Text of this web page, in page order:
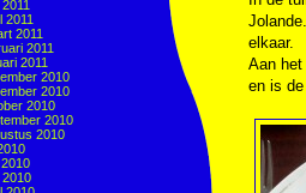
2011
2011
2011
2011
2010
2010
2010
2010
2010
2010
elkaar.
Aan
en is